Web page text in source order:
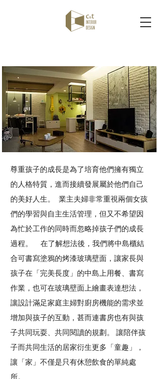
尊重孩子的成長是為了培育他們擁有獨立
的人格特質，進而接續發展屬於他們自己
的美好人生。 業主夫婦非常重視兩個女孩
們的學習與自主生活管理，但又不希望因
為忙於工作的同時而忽略掉孩子們的成長
過程。 在了解想法後，我們將中島櫃結
合可書寫塗鴉的烤漆玻璃壁面，讓家長與
孩子在「完美長度」的中島上用餐、書寫
作業，也可在玻璃壁面上繪畫表達想法，
讓設計滿足家庭主婦對廚房機能的需求並
增加與孩子的互動，甚而連書房也有與孩
子共同玩耍、共同閱讀的規劃。 讓陪伴孩
子而共同生活的居家衍生更多「童趣」，
讓「家」不僅是只有休憩飲食的單純處